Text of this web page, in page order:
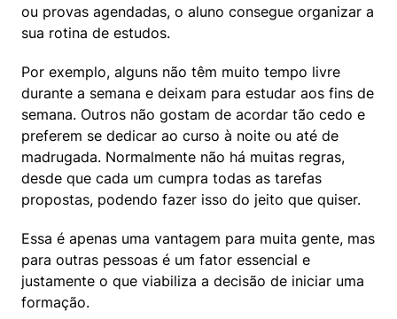
ou provas agendadas, o aluno consegue organizar a
sua rotina de estudos.
Por exemplo, alguns não têm muito tempo livre
durante a semana e deixam para estudar aos fins de
semana. Outros não gostam de acordar tão cedo e
preferem se dedicar ao curso à noite ou até de
madrugada. Normalmente não há muitas regras,
desde que cada um cumpra todas as tarefas
propostas, podendo fazer isso do jeito que quiser.
Essa é apenas uma vantagem para muita gente, mas
para outras pessoas é um fator essencial e
justamente o que viabiliza a decisão de iniciar uma
formação.